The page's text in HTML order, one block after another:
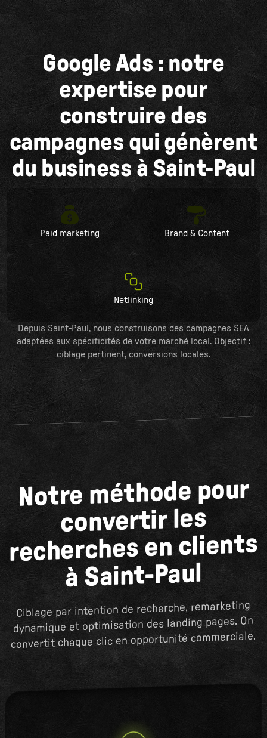
Google Ads : notre
expertise pour
construire des
campagnes qui génèrent
du business à Saint-Paul
Paid marketing Brand & Content
Netlinking
Depuis Saint-Paul, nous construisons des campagnes SEA
adaptées aux spécificités de votre marché local. Objectif :
ciblage pertinent, conversions locales.
Notre méthode pour
convertir les
recherches en clients
à Saint-Paul
Ciblage par intention de recherche, remarketing
dynamique et optimisation des landing pages. On
convertit chaque clic en opportunité commerciale.